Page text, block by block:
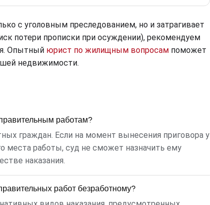
с уголовным преследованием, но и затрагивает
потери прописки при осуждении), рекомендуем
Опытный юрист по жилищным вопросам поможет
недвижимости.
работам?
граждан. Если на момент вынесения приговора у
места работы, суд не сможет назначить ему
наказания.
работ безработному?